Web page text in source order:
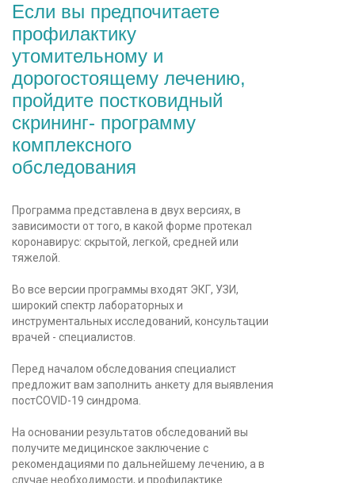
Если вы предпочитаете
профилактику
утомительному и
дорогостоящему лечению,
пройдите постковидный
скрининг- программу
комплексного
обследования
Программа представлена в двух версиях, в
зависимости от того, в какой форме протекал
коронавирус: скрытой, легкой, средней или
тяжелой.
Во все версии программы входят ЭКГ, УЗИ,
широкий спектр лабораторных и
инструментальных исследований, консультации
врачей - специалистов.
Перед началом обследования специалист
предложит вам заполнить анкету для выявления
постCOVID-19 синдрома.
На основании результатов обследований вы
получите медицинское заключение с
рекомендациями по дальнейшему лечению, а в
случае необходимости, и профилактике